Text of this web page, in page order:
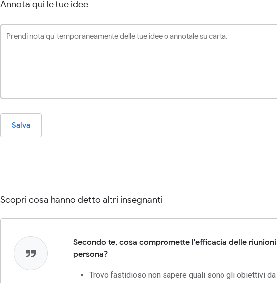
Annota qui le tue idee
Salva
Scopri cosa hanno detto altri insegnanti
Secondo te, cosa compromette l'efficacia delle
persona?
Trovo fastidioso non sapere quali sono gli obiettivi da